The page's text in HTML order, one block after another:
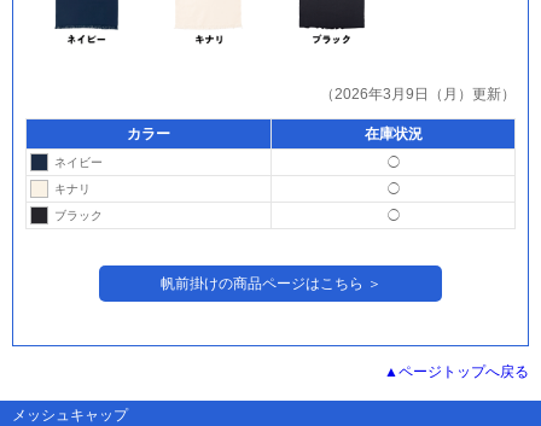
（2026年3月9日（月）更新）
カラー 在庫状況
ネイビー
◯
キナリ
◯
ブラック
◯
帆前掛けの商品ページはこちら ＞
ページトップへ戻る
メッシュキャップ